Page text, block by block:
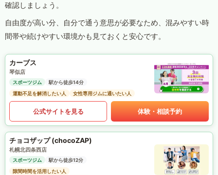
確認しましょう。
自由度が高い分、自分で通う意思が必要なため、混みやすい時
間帯や続けやすい環境かも見ておくと安心です。
カーブス
琴似店
スポーツジム
駅から徒歩14分
運動不足を解消したい人
女性専用ジムに通いたい人
公式サイトを見る 体験・相談予約
チョコザップ (chocoZAP)
札幌北四条西店
スポーツジム
駅から徒歩12分
隙間時間を活用したい人